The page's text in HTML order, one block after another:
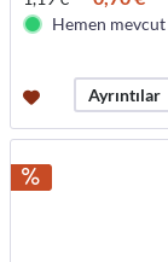
Hemen mevcut
Ayrıntılar